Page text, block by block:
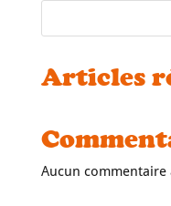
Articles
Aucun commentaire